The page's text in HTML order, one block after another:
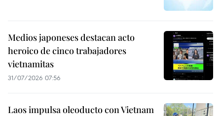
Medios japoneses destacan acto
heroico de cinco trabajadores
vietnamitas
31/07/2026 07:56
Laos impulsa oleoducto con Vietnam